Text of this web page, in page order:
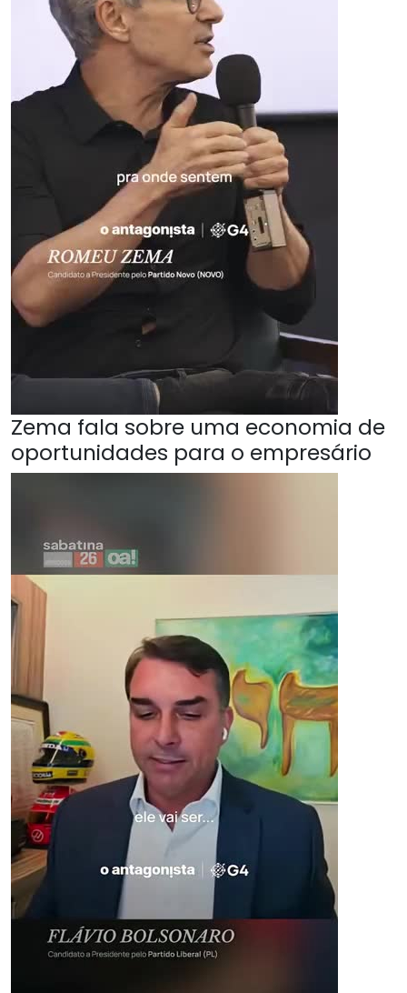
Zema fala sobre uma economia de
oportunidades para o empresário